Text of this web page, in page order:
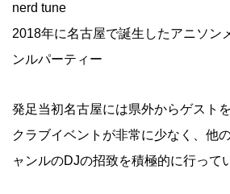
nerd tune
2018年に名古屋で誕生したアニソン
ンルパーティー
発足当初名古屋には県外からゲスト
クラブイベントが非常に少なく、他
ャンルのDJの招致を積極的に行って